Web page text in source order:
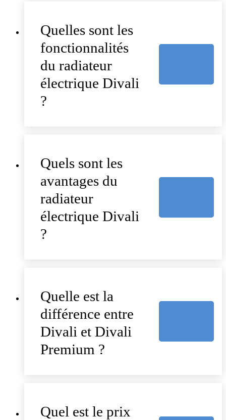
Quelles sont les
fonctionnalités
du radiateur
électrique Divali
?
Quels sont les
avantages du
radiateur
électrique Divali
?
Quelle est la
différence entre
Divali et Divali
Premium ?
Quel est le prix